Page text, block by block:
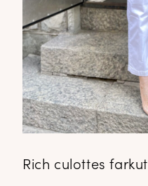
Rich culottes farkut